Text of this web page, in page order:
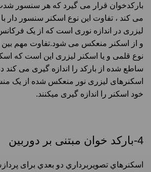
بارکدخوان قرار می گیرد که هر سنسور شدت
می کند ، تفاوت این نوع اسکنر سنسور دار با
لیزری در اندازه نوری است که از یک
ساطع شده از بارکد را اندازه گیری می كند
اسکنرهای لیزری نور منعکس شده از یک
خود اسكنر را اندازه گیری میكنند.
4-بارکد خوان مبتنی بر دوربین
اسكنرهاي تصويربرداري دو بعدي برای